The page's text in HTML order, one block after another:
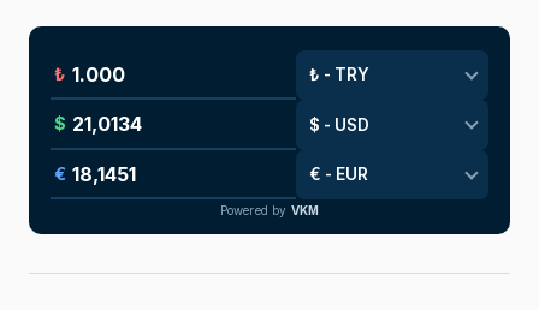
₺
$
€
Powered by VKM